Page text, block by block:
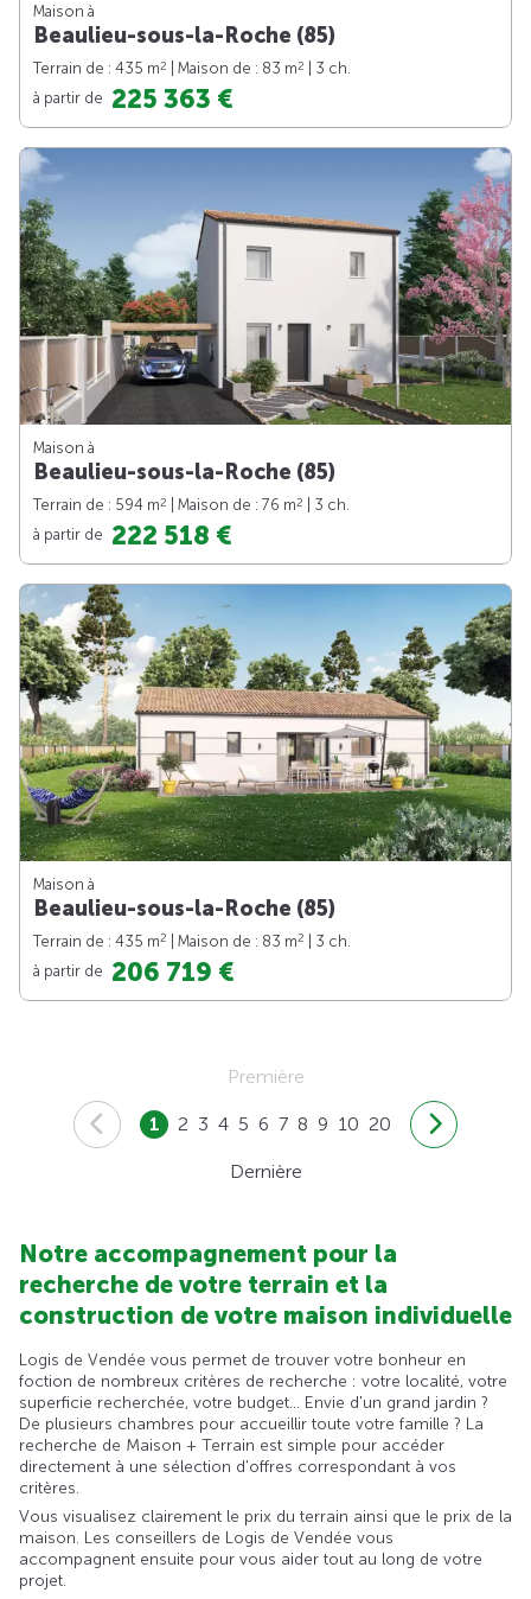
Maison à
Beaulieu-sous-la-Roche (85)
Terrain de : 435 m2 | Maison de : 83 m2
| 3 ch.
à partir de 225 363 €
Maison à
Beaulieu-sous-la-Roche (85)
Terrain de : 594 m2 | Maison de : 76 m2
| 3 ch.
à partir de 222 518 €
Maison à
Beaulieu-sous-la-Roche (85)
Terrain de : 435 m2 | Maison de : 83 m2
| 3 ch.
à partir de 206 719 €
Première
1 2 3 4 5 6 7 8 9 10 20
Dernière
Notre accompagnement pour la
recherche de votre terrain et la
construction de votre maison individuelle
Logis de Vendée vous permet de trouver votre bonheur en
foction de nombreux critères de recherche : votre localité, votre
superficie recherchée, votre budget... Envie d'un grand jardin ?
De plusieurs chambres pour accueillir toute votre famille ? La
recherche de Maison + Terrain est simple pour accéder
directement à une sélection d'offres correspondant à vos
critères.
Vous visualisez clairement le prix du terrain ainsi que le prix de la
maison. Les conseillers de Logis de Vendée vous
accompagnent ensuite pour vous aider tout au long de votre
projet.